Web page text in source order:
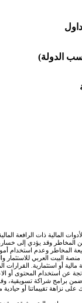
الدولة)
المالية ذات الرافعة
وقد يؤدي إلى خسارة
المخاطر وعدم استخدام
البيت العربي للاستثمار
أو استثمارية. القرارات
عن استخدام المحتوى أو
برامج شراكة تسويقية،
نزاهة تقييماتنا أو حيادية